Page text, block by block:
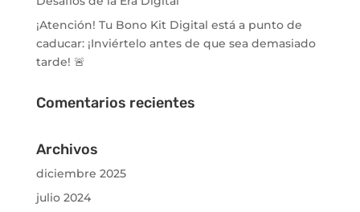
¡Atención! Tu Bono Kit Digital está a punto de
caducar: ¡Inviértelo antes de que sea demasiado
tarde! 🚨
Comentarios recientes
Archivos
diciembre 2025
julio 2024